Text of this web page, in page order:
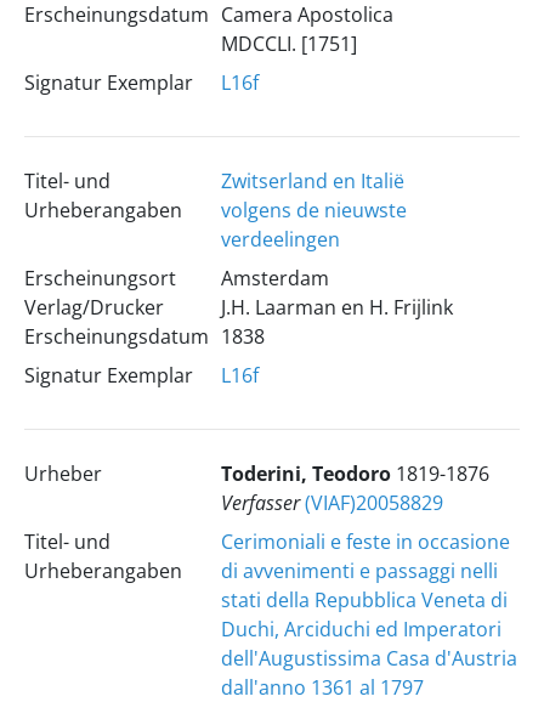
Erscheinungsdatum Camera Apostolica
MDCCLI. [1751]
Signatur Exemplar
L16f
Titel- und
Urheberangaben
Zwitserland en Italië
volgens de nieuwste
verdeelingen
Erscheinungsort
Verlag/Drucker
Erscheinungsdatum
Amsterdam
J.H. Laarman en H. Frijlink
1838
Signatur Exemplar
L16f
Urheber Toderini, Teodoro 1819-1876
Verfasser(VIAF)20058829
Titel- und
Urheberangaben
Cerimoniali e feste in occasione
di avvenimenti e passaggi nelli
stati della Repubblica Veneta di
Duchi, Arciduchi ed Imperatori
dell'Augustissima Casa d'Austria
dall'anno 1361 al 1797